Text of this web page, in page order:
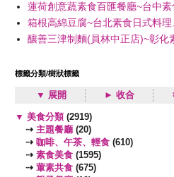
蓮荷創意蔬素食百匯餐廳~台中
箱根高綿豆腐~台北素食日式料
釀善三津制麵(員林中正店)~彰化
標籤分類/樹狀標籤
▼ 展開 ► 收合
▼ 美食分類 (2919)
⇢ 主題餐廳 (20)
⇢ 咖啡、午茶、輕食 (610)
⇢ 素食美食 (1595)
⇢ 葷素共食 (675)